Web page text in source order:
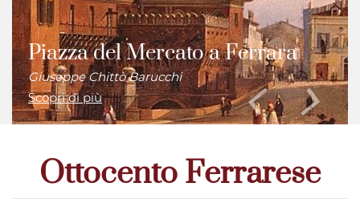
Piazza del Mercato a Ferrara
Giuseppe Chittò Barucchi
Scopri di più
Ottocento Ferrarese